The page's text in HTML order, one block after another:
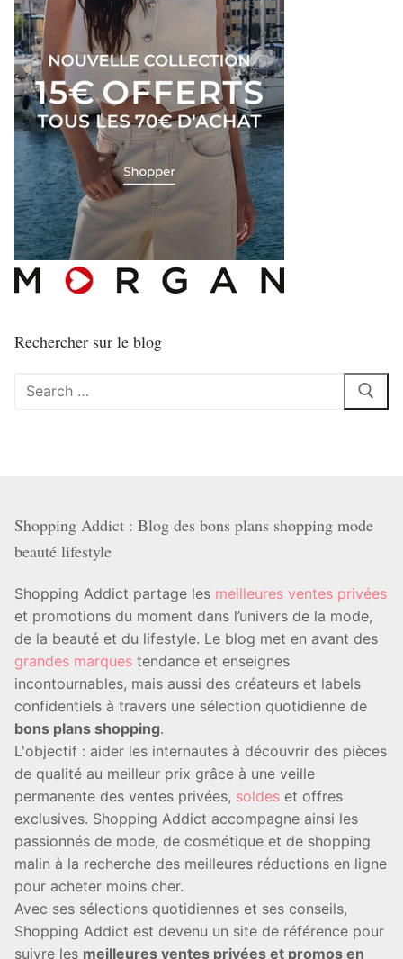
Rechercher sur le blog
Rechercher
Shopping Addict : Blog des bons plans shopping mode
beauté lifestyle
Shopping Addict partage les meilleures ventes privées
et promotions du moment dans l’univers de la mode,
de la beauté et du lifestyle. Le blog met en avant des
grandes marques tendance et enseignes
incontournables, mais aussi des créateurs et labels
confidentiels à travers une sélection quotidienne de
bons plans shopping.
L'objectif : aider les internautes à découvrir des pièces
de qualité au meilleur prix grâce à une veille
permanente des ventes privées, soldes et offres
exclusives. Shopping Addict accompagne ainsi les
passionnés de mode, de cosmétique et de shopping
malin à la recherche des meilleures réductions en ligne
pour acheter moins cher.
Avec ses sélections quotidiennes et ses conseils,
Shopping Addict est devenu un site de référence pour
suivre les meilleures ventes privées et promos en